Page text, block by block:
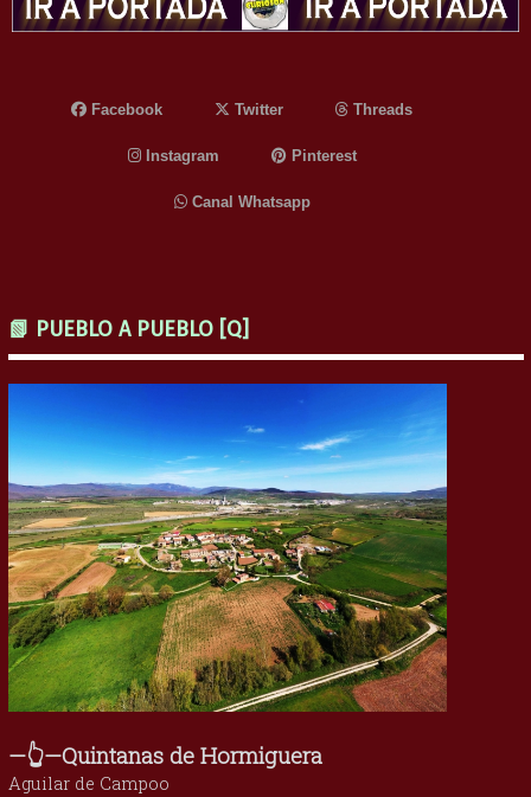
Facebook Twitter Threads
Instagram Pinterest
Canal Whatsapp
📗 PUEBLO A PUEBLO [Q]
—👆—Quintanas de Hormiguera
Aguilar de Campoo